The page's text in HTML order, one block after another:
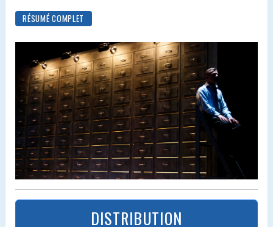
RÉSUMÉ COMPLET
DISTRIBUTION